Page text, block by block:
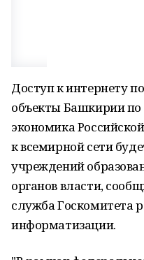
Доступ к интернету
объекты Башкирии
экономика
к всемирной сети
учреждений
органов власти,
служба Госкомитета
информатизации.